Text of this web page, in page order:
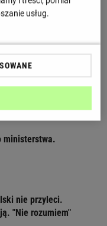
Polska
wraca do Polski!
ministerstwa.
nie przyleci.
"Nie rozumiem"
usług.